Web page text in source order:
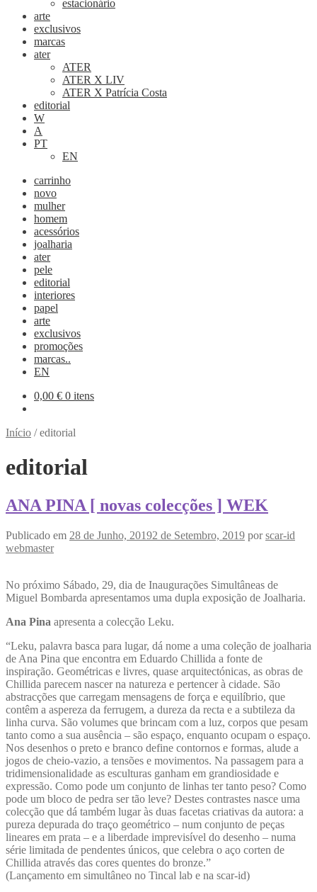
estacionário
arte
exclusivos
marcas
ater
ATER
ATER X LIV
ATER X Patrícia Costa
editorial
W
A
PT
EN
carrinho
novo
mulher
homem
acessórios
joalharia
ater
pele
editorial
interiores
papel
arte
exclusivos
promoções
marcas..
EN
0,00 € 0 itens
Início /editorial
editorial
ANA PINA [ novas colecções ] WEK
Publicado em 28 de Junho, 20192 de Setembro, 2019 porscar-id
webmaster
No próximo Sábado, 29, dia de Inaugurações Simultâneas de
Miguel Bombarda apresentamos uma dupla exposição de Joalharia.
Ana Pina apresenta a colecção Leku.
“Leku, palavra basca para lugar, dá nome a uma coleção de joalharia
de Ana Pina que encontra em Eduardo Chillida a fonte de
inspiração. Geométricas e livres, quase arquitectónicas, as obras de
Chillida parecem nascer na natureza e pertencer à cidade. São
abstracções que carregam mensagens de força e equilíbrio, que
contêm a aspereza da ferrugem, a dureza da recta e a subtileza da
linha curva. São volumes que brincam com a luz, corpos que pesam
tanto como a sua ausência – são espaço, enquanto ocupam o espaço.
Nos desenhos o preto e branco define contornos e formas, alude a
jogos de cheio-vazio, a tensões e movimentos. Na passagem para a
tridimensionalidade as esculturas ganham em grandiosidade e
expressão. Como pode um conjunto de linhas ter tanto peso? Como
pode um bloco de pedra ser tão leve? Destes contrastes nasce uma
colecção que dá também lugar às duas facetas criativas da autora: a
pureza depurada do traço geométrico – num conjunto de peças
lineares em prata – e a liberdade imprevisível do desenho – numa
série limitada de pendentes únicos, que celebra o aço corten de
Chillida através das cores quentes do bronze.”
(Lançamento em simultâneo no Tincal lab e na scar-id)